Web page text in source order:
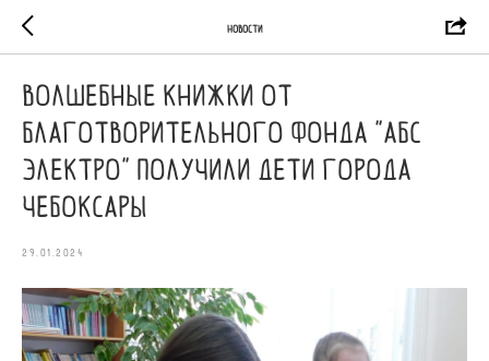
Новости
Волшебные книжки от
благотворительного фонда "АБС
Электро" получили дети города
Чебоксары
29.01.2024